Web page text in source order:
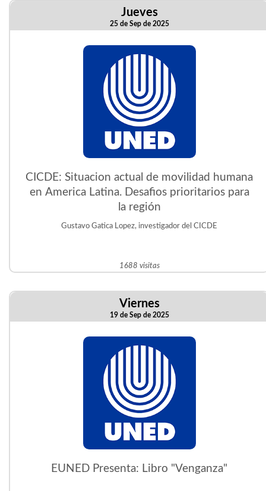
Jueves
25 de Sep de 2025
CICDE: Situacion actual de movilidad humana
en America Latina. Desafios prioritarios para
la región
Gustavo Gatica Lopez, investigador del CICDE
1688 visitas
Viernes
19 de Sep de 2025
EUNED Presenta: Libro "Venganza"